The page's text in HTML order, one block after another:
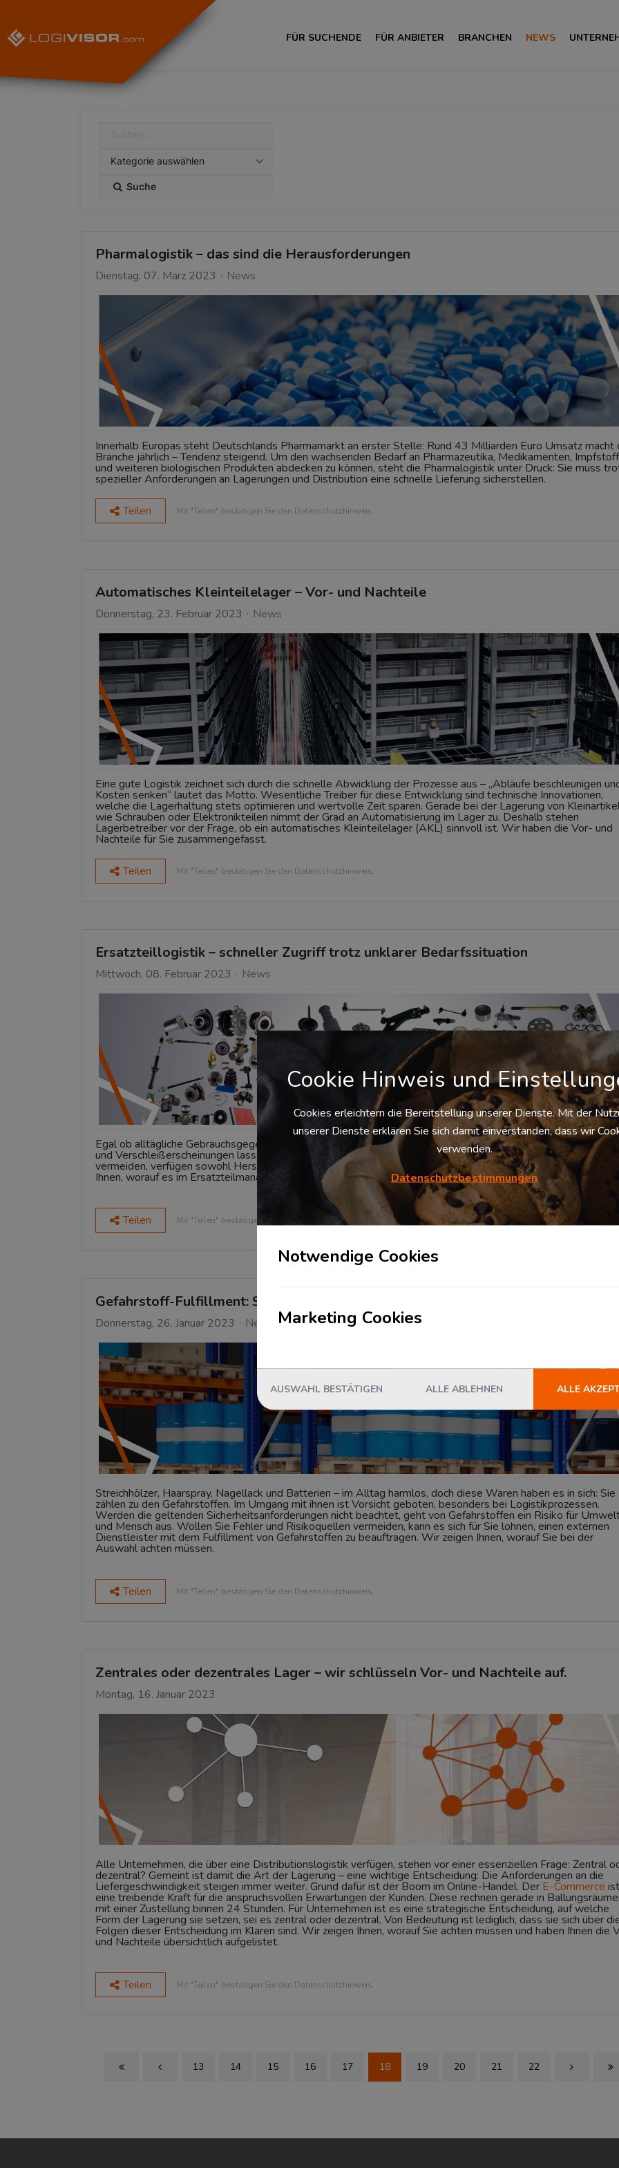
FÜR SUCHENDE FÜR ANBIETER BRANCHEN NEWS
Suche
Pharmalogistik – das sind die Herausforderungen
Dienstag, 07. März 2023 News
Innerhalb Europas steht Deutschlands Pharmamarkt an erster Stelle: Rund 43 Milliarden Euro Umsatz macht
Branche jährlich – Tendenz steigend. Um den wachsenden Bedarf an Pharmazeutika, Medikamenten,
und weiteren biologischen Produkten abdecken zu können, steht die Pharmalogistik unter Druck: Sie muss
spezieller Anforderungen an Lagerungen und Distribution eine schnelle Lieferung sicherstellen.
Teilen Mit "Teilen" bestätigen Sie den Datenschutzhinweis.
Automatisches Kleinteilelager – Vor- und Nachteile
Donnerstag, 23. Februar 2023 News
Eine gute Logistik zeichnet sich durch die schnelle Abwicklung der Prozesse aus – „Abläufe beschleunigen
Kosten senken“ lautet das Motto. Wesentliche Treiber für diese Entwicklung sind technische Innovationen,
welche die Lagerhaltung stets optimieren und wertvolle Zeit sparen. Gerade bei der Lagerung von
wie Schrauben oder Elektronikteilen nimmt der Grad an Automatisierung im Lager zu. Deshalb stehen
Lagerbetreiber vor der Frage, ob ein automatisches Kleinteilelager (AKL) sinnvoll ist. Wir haben die Vor- und
Nachteile für Sie zusammengefasst.
Teilen Mit "Teilen" bestätigen Sie den Datenschutzhinweis.
Ersatzteillogistik – schneller Zugriff trotz unklarer Bedarfssituation
Mittwoch, 08. Februar 2023 News
Egal ob alltägliche Gebrauchsgegenstände oder Betriebsmittel im produzierenden Gewerbe – Materialschäden
und Verschleißerscheinungen lassen sich nicht vermeiden. Um Verzögerungen und Ausfälle in den Abläufen zu
vermeiden, verfügen sowohl Hersteller als auch Betriebe über eine intelligente Ersatzteillogistik. Wir zeigen
Ihnen, worauf es im Ersatzteilmanagement ankommt.
Teilen Mit "Teilen" bestätigen Sie den Datenschutzhinweis.
Gefahrstoff-Fulfillment: So wählen Sie den richtigen Dienstleister
Donnerstag, 26. Januar 2023 News
Streichhölzer, Haarspray, Nagellack und Batterien – im Alltag harmlos, doch diese Waren haben es in sich: Sie
zählen zu den Gefahrstoffen. Im Umgang mit ihnen ist Vorsicht geboten, besonders bei Logistikprozessen.
Werden die geltenden Sicherheitsanforderungen nicht beachtet, geht von Gefahrstoffen ein Risiko für
und Mensch aus. Wollen Sie Fehler und Risikoquellen vermeiden, kann es sich für Sie lohnen, einen externen
Dienstleister mit dem Fulfillment von Gefahrstoffen zu beauftragen. Wir zeigen Ihnen, worauf Sie bei der
Auswahl achten müssen.
Teilen Mit "Teilen" bestätigen Sie den Datenschutzhinweis.
Zentrales oder dezentrales Lager – wir schlüsseln Vor- und Nachteile auf.
Montag, 16. Januar 2023
Alle Unternehmen, die über eine Distributionslogistik verfügen, stehen vor einer essenziellen Frage: Zentral
dezentral? Gemeint ist damit die Art der Lagerung – eine wichtige Entscheidung: Die Anforderungen an die
Liefergeschwindigkeit steigen immer weiter. Grund dafür ist der Boom im Online-Handel. Der E-Commerce ist
eine treibende Kraft für die anspruchsvollen Erwartungen der Kunden. Diese rechnen gerade in
mit einer Zustellung binnen 24 Stunden. Für Unternehmen ist es eine strategische Entscheidung, auf welche
Form der Lagerung sie setzen, sei es zentral oder dezentral. Von Bedeutung ist lediglich, dass sie sich über
Folgen dieser Entscheidung im Klaren sind. Wir zeigen Ihnen, worauf Sie achten müssen und haben Ihnen die
und Nachteile übersichtlich aufgelistet.
Teilen Mit "Teilen" bestätigen Sie den Datenschutzhinweis.
First Page Previous Page
13 14 15 16 17 18 19 20 21 22 Next Page
Cookie Hinweis und
Cookies erleichtern die Bereitstellung unserer Dienste. Mit der
unserer Dienste erklären Sie sich damit einverstanden, dass wir
verwenden.
Datenschutzbestimmungen
Notwendige Cookies
Marketing Cookies
AUSWAHL BESTÄTIGEN ALLE ABLEHNEN ALLE